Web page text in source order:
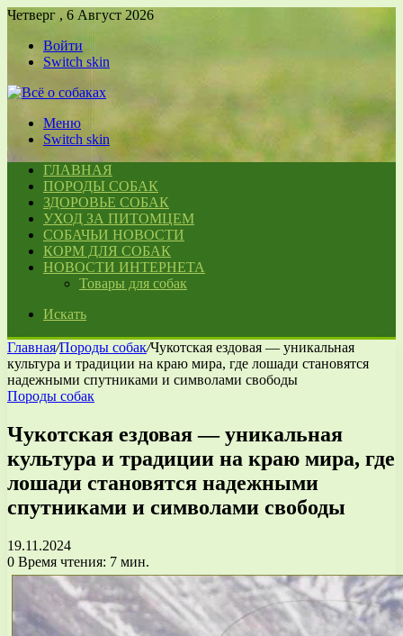
Четверг , 6 Август 2026
Войти
Switch skin
Меню
Switch skin
ГЛАВНАЯ
ПОРОДЫ СОБАК
ЗДОРОВЬЕ СОБАК
УХОД ЗА ПИТОМЦЕМ
СОБАЧЬИ НОВОСТИ
КОРМ ДЛЯ СОБАК
НОВОСТИ ИНТЕРНЕТА
Товары для собак
Искать
Главная/Породы собак/Чукотская ездовая — уникальная
культура и традиции на краю мира, где лошади становятся
надежными спутниками и символами свободы
Породы собак
Чукотская ездовая — уникальная
культура и традиции на краю мира, где
лошади становятся надежными
спутниками и символами свободы
19.11.2024
0 Время чтения: 7 мин.